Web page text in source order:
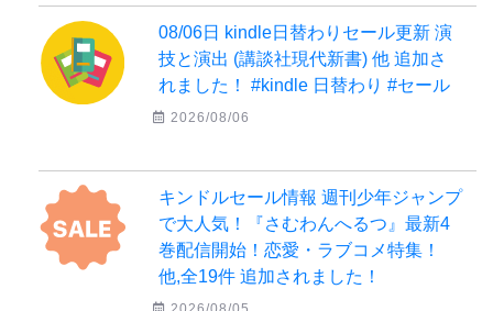
08/06日 kindle日替わりセール更新 演
技と演出 (講談社現代新書) 他 追加さ
れました！ #kindle 日替わり #セール
2026/08/06
キンドルセール情報 週刊少年ジャンプ
で大人気！『さむわんへるつ』最新4
巻配信開始！恋愛・ラブコメ特集！
他,全19件 追加されました！